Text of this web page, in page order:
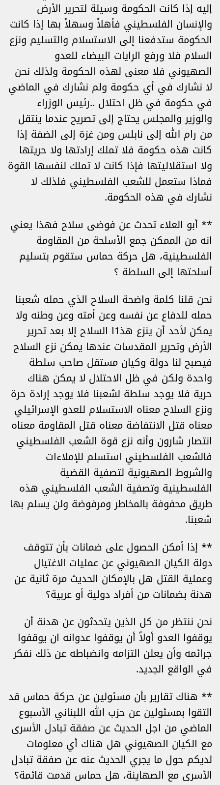
إليه إذا كانت الحكومة وسيلة لتحرير الأرض
والإنسان الفلسطيني فأهلاً وسهلاً بها إذا كانت
الحكومة ستدفعنا إلى الاستسلام والتسليم ونزع
السلام فلا ورفع الرايات البيضاء للعدو
الصهيوني فلا معنى لهذه الحكومة ولذلك نحن
لا نشارك في أي حكومة ولم نشارك في الماضي
في حكومة في ظل احتلال ..رئيس الوزراء
والوزير والمجلس يحتاج إلى تصريح عندما ينتقل
من رام الله إلى نابلس ومن غزة إلى الضفة إذا
كانت هذه حكومة فلا تملك إرادتها ولا حريتها
ولا استقلاليتها فإذا كانت لا تملك لنفسها القوة
فماذا ستعمل للشعب الفلسطيني فلذلك لا
نشارك في هذه الحكومة.
** أبو العلاء تحدث عن فوضى سلاح فهذا يعني
انه من الممكن جمع الأسلحة من المقاومة
الفلسطينية، هل حركة حماس ستقوم بتسليم
أسلحتها إلى السلطة ؟
نحن قلنا كلمة واضحة السلاح الذي حمله شعبنا
حمله للدفاع عن نفسه وعن أمته وعن وطنه ولا
يمكن لأحد أن ينزع هذ1ا السلاح إلا بعد تحرير
الأرض وتحرير المقدسات عندها يمكن نزع السلاح
فيصبح لنا دولة وكيان مستقل صاحب سلطة
واحدة ولكن في ظل الاحتلال لا يمكن هناك
حرية فلا يوجد سلطة لشعبنا فلا يوجد إرادة حرة
ونزع السلاح معناه الاستسلام للعدو الإسرائيلي
معناه قتل الانتفاضة معناه قتل المقاومة معناه
انتصار شارون وأنه نزع قوة الشعب الفلسطيني
فالشعب الفلسطيني استسلم للإملاءات
والشروط الصهيونية لتصفية القضية
الفلسطينية وتصفية الشعب الفلسطيني هذه
طريق محفوفة بالمخاطر ومرفوضة ولن يسلم بها
شعبنا.
** إذا أمكن الحصول على ضمانات بأن تتوقف
دولة الكيان الصهيوني عن عمليات الاغتيال
وعملية القتل هل بالإمكان الحديث مرة ثانية عن
هدنة بضمانات من أفراد دولية أو عربية؟
نحن ننتظر من كل الذين يتحدثون عن هدنة أن
يوقفوا العدو أولاً أن يوقفوا عدوانه ان يوقفوا
جرائمه وأن يعلن التزامه وانضباطه عن ذلك نفكر
في الواقع الجديد.
** هناك تقارير بأن مسئولين عن حركة حماس قد
التقوا بمسئولين عن حزب الله اللبناني الأسبوع
الماضي من اجل الحديث عن صفقة تبادل الأسرى
مع الكيان الصهيوني هل هناك أي معلومات
لديكم حول ما يجري الحديث عنه عن صفقة تبادل
الأسرى مع الصهاينة، هل حماس قدمت قائمة؟